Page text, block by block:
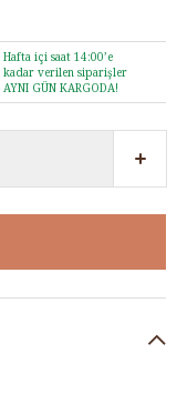
Hafta içi saat 14:00’e
kadar verilen siparişler
AYNI GÜN KARGODA!